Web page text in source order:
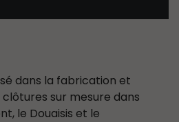
dans la fabrication et
sur mesure dans
le Douaisis et le